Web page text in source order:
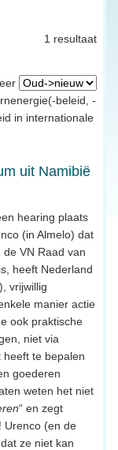
1 resultaat
beleid, -
in internationale
uit Namibië
hearing plaats
(in Almelo) dat
VN Raad van
heeft Nederland
vrijwillig
manier actie
ook praktische
niet via
heeft te bepalen
goederen
weten het niet
“ en zegt
Urenco (en de
ze niet kan